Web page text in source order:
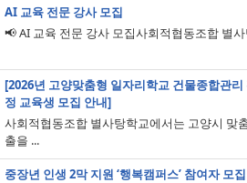
AI 교육 전문 강사 모집
📢 AI 교육 전문 강사 모집사회적협동조합 별
[2026년 고양맞춤형 일자리학교 건물종합관
정 교육생 모집 안내]
사회적협동조합 별사탕학교에서는 고양시 맞
출을 ...
중장년 인생 2막 지원 ‘행복캠퍼스’ 참여자 모집